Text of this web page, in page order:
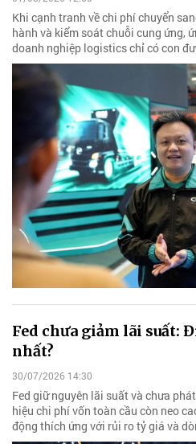
Khi cạnh tranh về chi phí chuyển
hành và kiểm soát chuỗi cung ứng,
doanh nghiệp logistics chỉ có con
Fed chưa giảm lãi suất:
nhất?
30/07/2026 14:30
Fed giữ nguyên lãi suất và chưa
hiệu chi phí vốn toàn cầu còn neo
động thích ứng với rủi ro tỷ giá và